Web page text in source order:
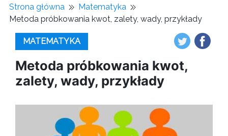
Strona główna
Matematyka
Metoda próbkowania kwot, zalety, wady, przykłady
MATEMATYKA
Metoda próbkowania kwot,
zalety, wady, przykłady